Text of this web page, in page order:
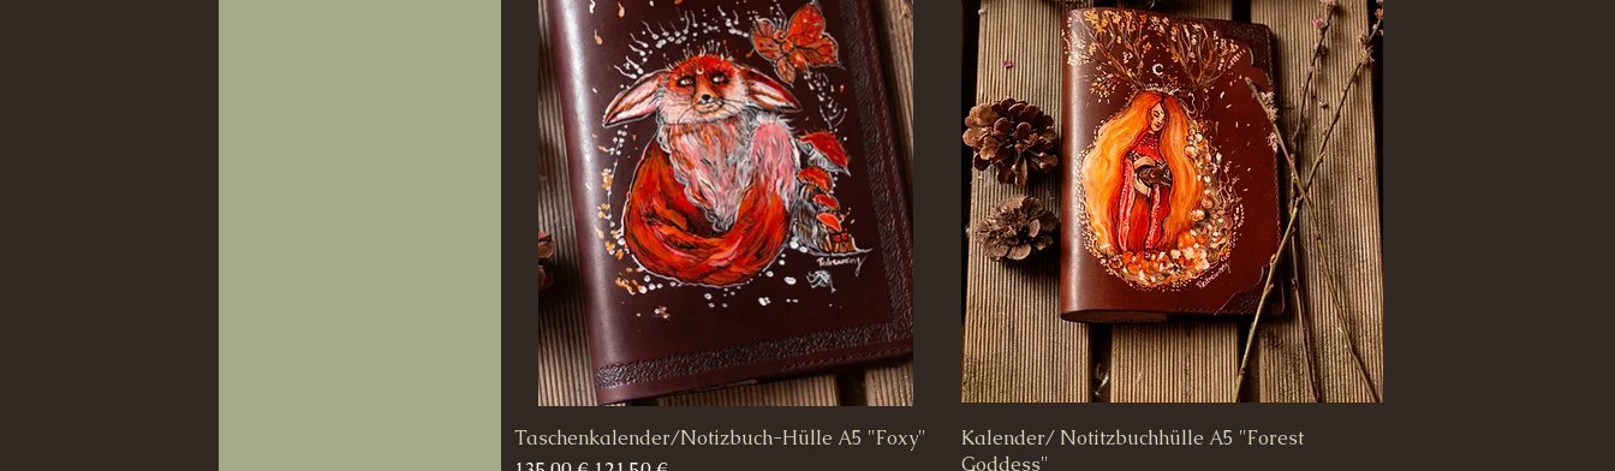
Schnellansicht
Taschenkalender/Notizbuch-Hülle A5 "Foxy"
Schnellansicht
Kalender/ Notitzbuchhülle A5 "Forest
Goddess"